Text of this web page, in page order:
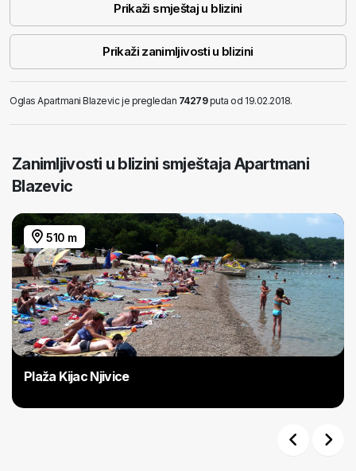
Prikaži smještaj u blizini
Prikaži zanimljivosti u blizini
Oglas Apartmani Blazevic je pregledan 74279puta od 19.02.2018.
Zanimljivosti u blizini smještaja Apartmani
Blazevic
510 m
Plaža Kijac Njivice